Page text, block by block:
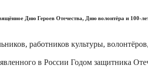
Дню Героев Отечества, Дню волонтёра и 100-
работников культуры,
в России Годом защитника